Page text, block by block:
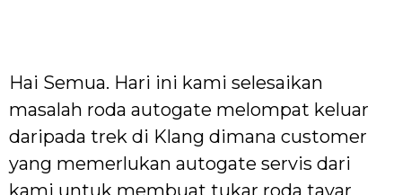
Hai Semua. Hari ini kami selesaikan
masalah roda autogate melompat keluar
daripada trek di Klang dimana customer
yang memerlukan autogate servis dari
kami untuk membuat tukar roda tayar